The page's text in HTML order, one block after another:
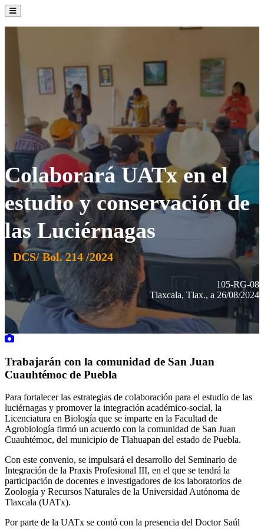
Comunidad UATx
Colaborará UATx en el
estudio y conservación de
las Luciérnagas
DCS/ Bol. 214 /2024
105-RG-08
Tlaxcala, Tlax., a 26/08/2024
Trabajarán con la comunidad de San Juan
Cuauhtémoc de Puebla
Para fortalecer las estrategias de colaboración para el estudio de las
luciérnagas y promover la integración académico-social, la
Licenciatura en Biología que se imparte en la Facultad de
Agrobiología firmó un acuerdo con la comunidad de San Juan
Cuauhtémoc, del municipio de Tlahuapan del estado de Puebla.
Con este convenio, se impulsará el desarrollo del Seminario de
Integración de la Praxis Profesional III, en el que se tendrá la
participación de docentes e investigadores de los laboratorios de
Zoología y Recursos Naturales de la Universidad Autónoma de
Tlaxcala (UATx).
Por parte de la UATx se contó con la presencia del Doctor Saúl